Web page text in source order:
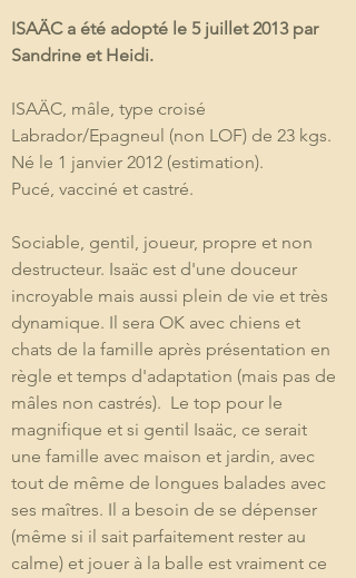
ISAÄC a été adopté le 5 juillet 2013 par
Sandrine et Heidi.
ISAÄC, mâle, type croisé
Labrador/Epagneul (non LOF) de 23 kgs.
Né le 1 janvier 2012 (estimation).
Pucé, vacciné et castré.
Sociable, gentil, joueur, propre et non
destructeur. Isaäc est d'une douceur
incroyable mais aussi plein de vie et très
dynamique. Il sera OK avec chiens et
chats de la famille après présentation en
règle et temps d'adaptation (mais pas de
mâles non castrés).  Le top pour le
magnifique et si gentil Isaäc, ce serait
une famille avec maison et jardin, avec
tout de même de longues balades avec
ses maîtres. Il a besoin de se dépenser
(même si il sait parfaitement rester au
calme) et jouer à la balle est vraiment ce